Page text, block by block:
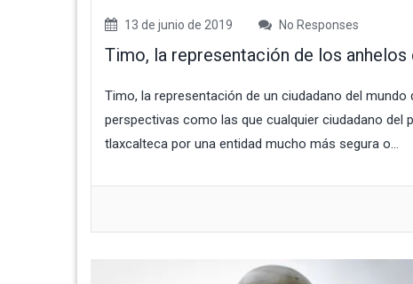
13 de junio de 2019 No Responses
Timo, la representación de los
Timo, la representación de un ciudadano del
perspectivas como las que cualquier ciudadano del
tlaxcalteca por una entidad mucho más segura o...